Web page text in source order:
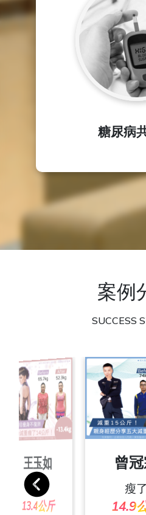
糖尿病
案例
SUCCESS
曾
瘦了
14.9
朱彥
24.4公
宋家玲
瘦了
20.3公斤
王玉如
瘦了
13.4公斤